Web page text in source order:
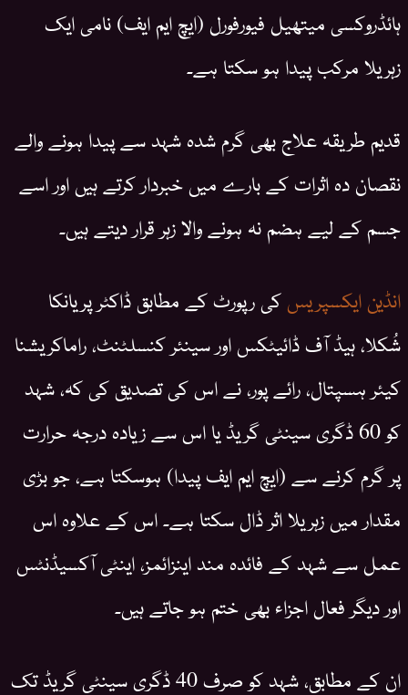
ہائڈروکسی میتھیل فیورفورل (ایچ ایم ایف) نامی ایک
زہریلا مرکب پیدا ہو سکتا ہے۔
قدیم طریقہ علاج بھی گرم شدہ شہد سے پیدا ہونے والے
نقصان دہ اثرات کے بارے میں خبردار کرتے ہیں اور اسے
جسم کے لیے ہضم نہ ہونے والا زہر قرار دیتے ہیں۔
انڈین ایکسپریس کی رپورٹ کے مطابق ڈاکٹر پریانکا
شُکلا، ہیڈ آف ڈائیٹکس اور سینئر کنسلٹنٹ، راماکریشنا
کیئر ہسپتال، رائے پور، نے اس کی تصدیق کی کہ، شہد
کو 60 ڈگری سینٹی گریڈ یا اس سے زیادہ درجہ حرارت
پر گرم کرنے سے (ایچ ایم ایف پیدا) ہوسکتا ہے، جو بڑی
مقدار میں زہریلا اثر ڈال سکتا ہے۔ اس کے علاوہ اس
عمل سے شہد کے فائدہ مند اینزائمز، اینٹی آکسیڈنٹس
اور دیگر فعال اجزاء بھی ختم ہو جاتے ہیں۔
ان کے مطابق، شہد کو صرف 40 ڈگری سینٹی گریڈ تک